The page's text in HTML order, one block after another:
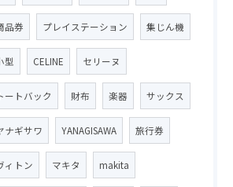
品券 プレイステーション 集じん機
型 CELINE セリーヌ
ートバック 財布 楽器 サックス
ナギサワ YANAGISAWA 旅行券
ィトン マキタ makita